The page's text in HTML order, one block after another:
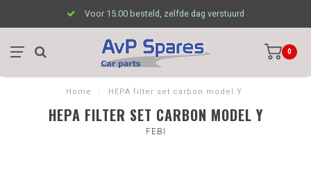
Voor 15.00 besteld, zelfde dag verstuurd
0
Home / HEPA filter set carbon model Y
HEPA FILTER SET CARBON MODEL Y
FEBI